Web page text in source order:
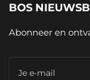
BOS
Abonneer en